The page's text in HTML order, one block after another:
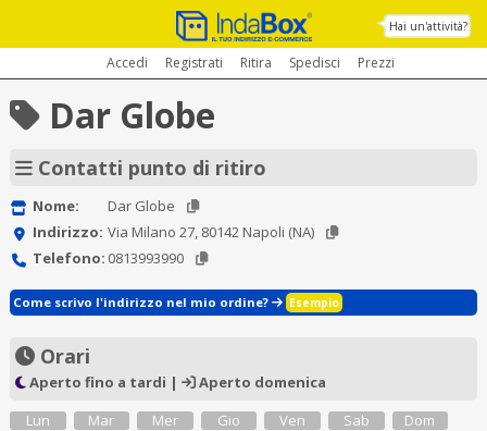
Hai un'attività?
Accedi Registrati Ritira Spedisci Prezzi
Dar Globe
Contatti punto di ritiro
Nome:
Dar Globe
Indirizzo: Via Milano 27, 80142 Napoli (NA)
Telefono: 0813993990
Come scrivo l'indirizzo nel mio ordine? Esempio
Orari
Aperto fino a tardi |
Aperto domenica
Lun
Mar
Mer
Gio
Ven
Sab
Dom